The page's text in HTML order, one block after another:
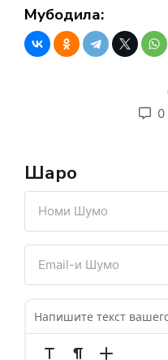
Мубодила:
0
Шарҳҳо